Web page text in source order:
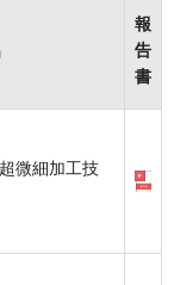
報
告
書
微細加工技